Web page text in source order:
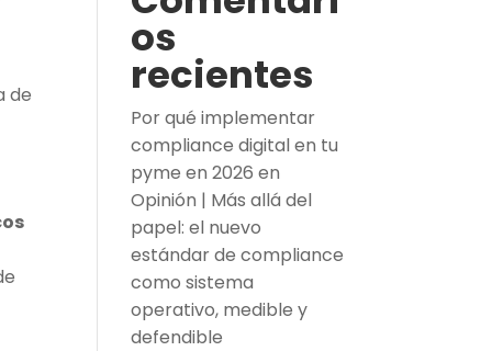
de
os
recientes
Por qué implementar
compliance digital en tu
pyme en 2026 en
Opinión | Más allá del
papel: el nuevo
estándar de compliance
como sistema
operativo, medible y
defendible